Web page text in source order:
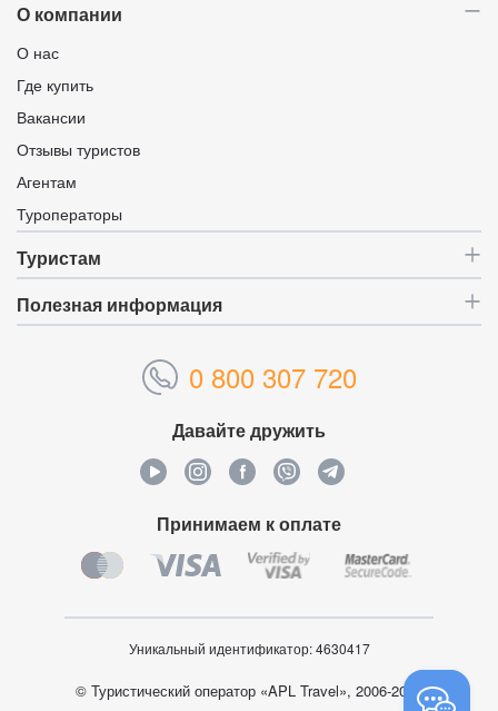
О компании
О нас
Где купить
Вакансии
Отзывы туристов
Агентам
Туроператоры
Туристам
Полезная информация
0 800 307 720
Давайте дружить
Принимаем к оплате
Уникальный идентификатор:4630417
© Туристический оператор «APL Travel», 2006-2026